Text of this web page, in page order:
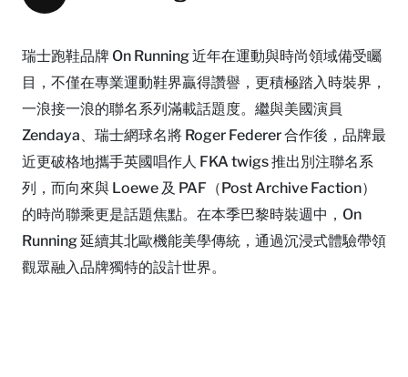
瑞士跑鞋品牌 On Running 近年在運動與時尚領域備受矚
目，不僅在專業運動鞋界贏得讚譽，更積極踏入時裝界，
一浪接一浪的聯名系列滿載話題度。繼與美國演員
Zendaya、瑞士網球名將 Roger Federer 合作後，品牌最
近更破格地攜手英國唱作人 FKA twigs 推出別注聯名系
列，而向來與 Loewe 及 PAF（Post Archive Faction）
的時尚聯乘更是話題焦點。在本季巴黎時裝週中，On
Running 延續其北歐機能美學傳統，通過沉浸式體驗帶領
觀眾融入品牌獨特的設計世界。